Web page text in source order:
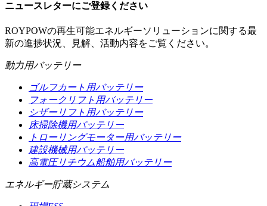
ニュースレターにご登録ください
ROYPOWの再生可能エネルギーソリューションに関する最
新の進捗状況、見解、活動内容をご覧ください。
動力用バッテリー
ゴルフカート用バッテリー
フォークリフト用バッテリー
シザーリフト用バッテリー
床掃除機用バッテリー
トローリングモーター用バッテリー
建設機械用バッテリー
高電圧リチウム船舶用バッテリー
エネルギー貯蔵システム